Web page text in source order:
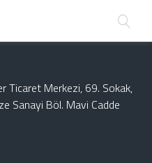
Ticaret Merkezi, 69. Sokak,
Sanayi Böl. Mavi Cadde